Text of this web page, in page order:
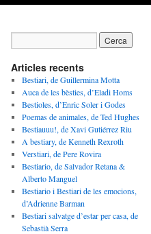
Articles recents
Bestiari, de Guillermina Motta
Auca de les bèsties, d’Eladi Homs
Bestioles, d’Enric Soler i Godes
Poemas de animales, de Ted Hughes
Bestiauuu!, de Xavi Gutiérrez Riu
A bestiary, de Kenneth Rexroth
Verstiari, de Pere Rovira
Bestiario, de Salvador Retana &
Alberto Manguel
Bestiario i Bestiari de les emocions,
d’Adrienne Barman
Bestiari salvatge d’estar per casa, de
Sebastià Serra